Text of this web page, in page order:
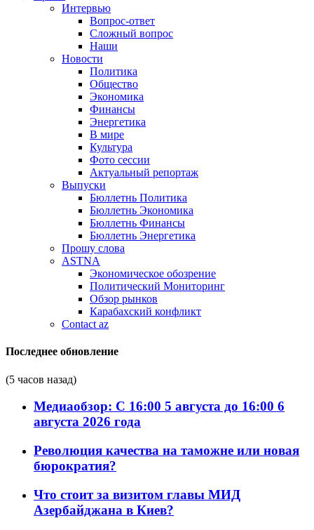
Интервью
Вопрос-ответ
Сложный вопрос
Наши
Новости
Политика
Общество
Экономика
Финансы
Энергетика
В мире
Культура
Фото сессии
Актуальный репортаж
Выпуски
Бюллетнь Политика
Бюллетнь Экономика
Бюллетнь Финансы
Бюллетнь Энергетика
Прошу слова
ASTNA
Экономическое обозрение
Политический Мониторинг
Обзор рынков
Карабахский конфликт
Contact az
Последнее обновление
(5 часов назад)
Медиаобзор: С 16:00 5 августа до 16:00 6
августа 2026 года
Революция качества на таможне или новая
бюрократия?
Что стоит за визитом главы МИД
Азербайджана в Киев?